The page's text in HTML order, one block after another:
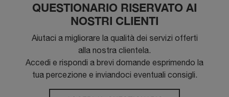
QUESTIONARIO RISERVATO AI
NOSTRI CLIENTI
Aiutaci a migliorare la qualità dei servizi offerti
alla nostra clientela.
Accedi e rispondi a brevi domande esprimendo la
tua percezione e inviandoci eventuali consigli.